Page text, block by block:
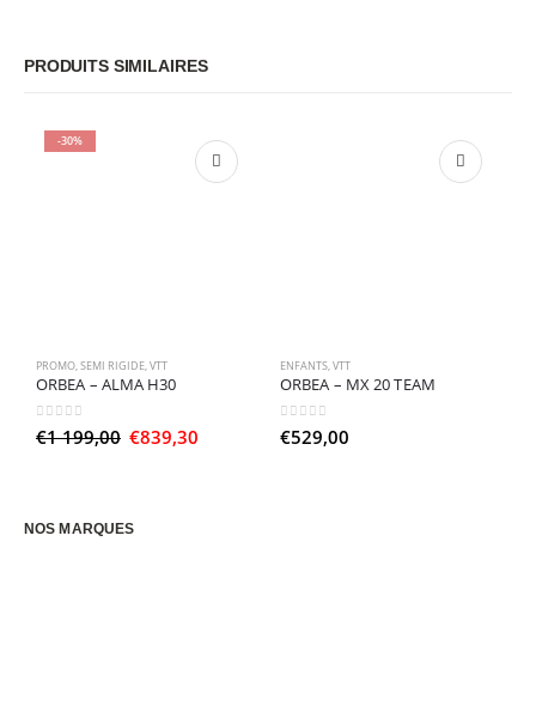
PRODUITS SIMILAIRES
-30%
PROMO,SEMI RIGIDE,VTT
ORBEA – ALMA H30
0sur 5
€1 199,00 Le
199,00.
€839,30
ENFANTS,VTT
ORBEA – MX 20 TEAM
0sur 5
€529,00
NOS MARQUES